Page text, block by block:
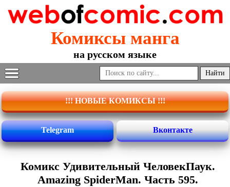
Комиксы манга
на русском языке
!!! НОВЫЕ КОМИКСЫ !!!
Telegram Вконтакте
Комикс Удивительный ЧеловекПаук.
Amazing SpiderMan. Часть 595.